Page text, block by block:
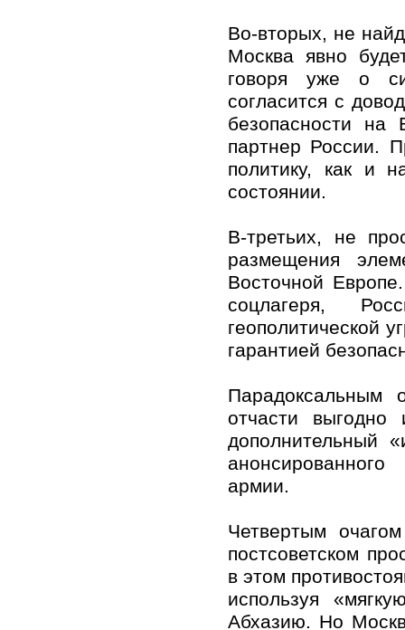
Во-вторых, не
Москва явно
говоря уже о
согласится с
безопасности
партнер России.
политику, как и
состоянии.
В-третьих, не
размещения
Восточной
соцлагеря,
геополитической
гарантией
отчасти выгодно
дополнительный
армии.
Четвертым
постсоветском
в этом
используя
Абхазию. Но